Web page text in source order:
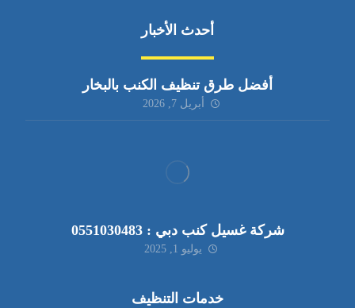
أحدث الأخبار
أفضل طرق تنظيف الكنب بالبخار
أبريل 7, 2026
شركة غسيل كنب دبي : 0551030483
يوليو 1, 2025
خدمات التنظيف